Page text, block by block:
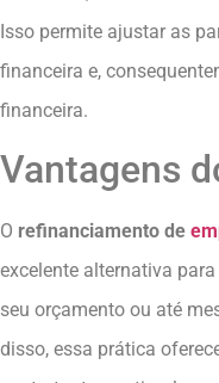
Isso permite ajustar as
financeira e,
financeira.
Vantagens
O refinanciamento de
excelente alternativa
seu orçamento ou até
disso, essa prática